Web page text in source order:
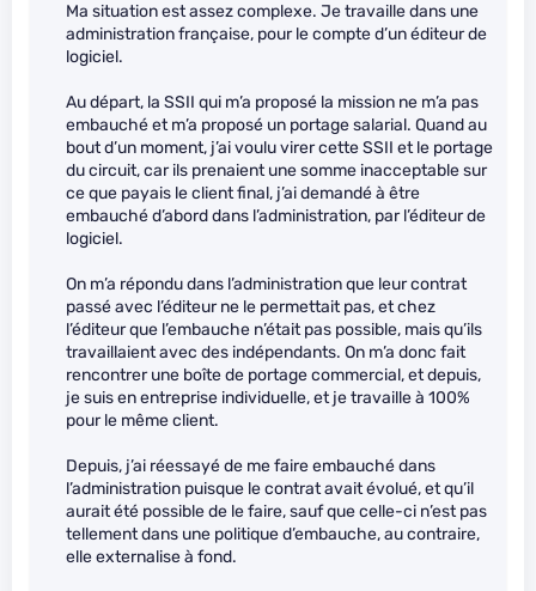
Ma situation est assez complexe. Je travaille dans une
administration française, pour le compte d’un éditeur de
logiciel.
Au départ, la SSII qui m’a proposé la mission ne m’a pas
embauché et m’a proposé un portage salarial. Quand au
bout d’un moment, j’ai voulu virer cette SSII et le portage
du circuit, car ils prenaient une somme inacceptable sur
ce que payais le client final, j’ai demandé à être
embauché d’abord dans l’administration, par l’éditeur de
logiciel.
On m’a répondu dans l’administration que leur contrat
passé avec l’éditeur ne le permettait pas, et chez
l’éditeur que l’embauche n’était pas possible, mais qu’ils
travaillaient avec des indépendants. On m’a donc fait
rencontrer une boîte de portage commercial, et depuis,
je suis en entreprise individuelle, et je travaille à 100%
pour le même client.
Depuis, j’ai réessayé de me faire embauché dans
l’administration puisque le contrat avait évolué, et qu’il
aurait été possible de le faire, sauf que celle-ci n’est pas
tellement dans une politique d’embauche, au contraire,
elle externalise à fond.